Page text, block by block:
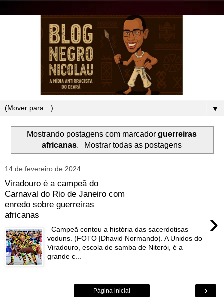
▼
Mostrando postagens com marcador guerreiras
africanas. Mostrar todas as postagens
14 de fevereiro de 2024
Viradouro é a campeã do
Carnaval do Rio de Janeiro com
enredo sobre guerreiras
africanas
›
Campeã contou a história das sacerdotisas
voduns. (FOTO |Dhavid Normando). A Unidos do
Viradouro, escola de samba de Niterói, é a
grande c...
›
Página inicial